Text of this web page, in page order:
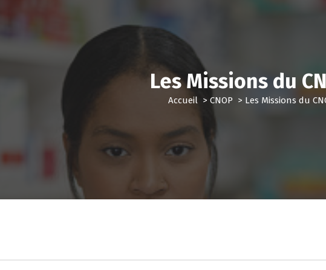
Les Missions du
Accueil> CNOP > Les Missions du